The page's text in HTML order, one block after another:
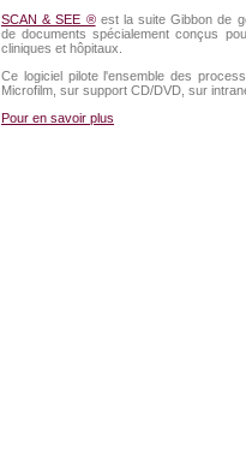
SCAN & SEE ®est la suite Gibbon de
de documents spécialement conçus
cliniques et hôpitaux.
Ce logiciel pilote l'ensemble des
Microfilm, sur support CD/DVD, sur
Pour en savoir plus